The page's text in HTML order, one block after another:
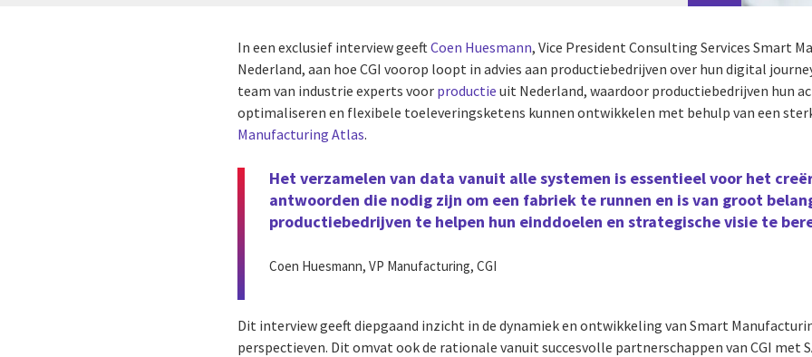
In een exclusief interview geeftCoen Huesmann, Vice President Consulting Services Smart
Nederland, aan hoe CGI voorop loopt in advies aan productiebedrijven over hun digital
team van industrie experts voor productie uit Nederland, waardoor productiebedrijven hun
optimaliseren en flexibele toeleveringsketens kunnen ontwikkelen met behulp van een
Manufacturing Atlas.
Het verzamelen van data vanuit alle systemen is essentieel voor het
antwoorden die nodig zijn om een ​​fabriek te runnen en is van groot
productiebedrijven te helpen hun einddoelen en strategische visie te
Coen Huesmann, VP Manufacturing, CGI
Dit interview geeft diepgaand inzicht in de dynamiek en ontwikkeling van Smart
perspectieven. Dit omvat ook de rationale vanuit succesvolle partnerschappen van CGI met